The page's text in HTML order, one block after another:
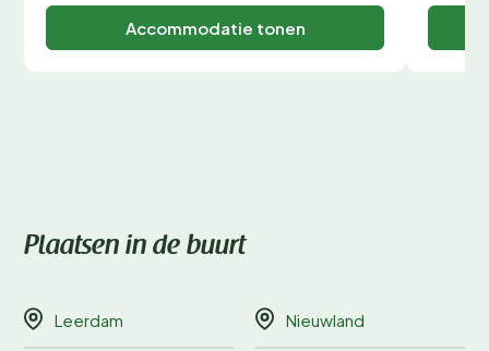
Accommodatie tonen
Plaatsen in de buurt
Leerdam Nieuwland